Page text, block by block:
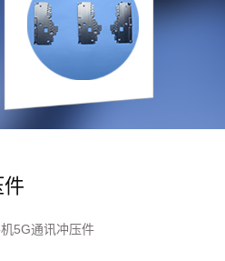
5G通讯冲压件